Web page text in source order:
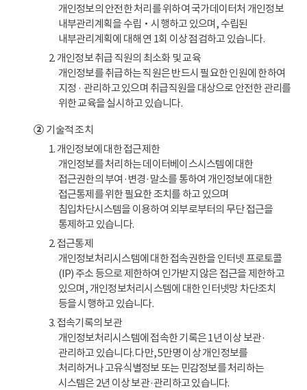
개인정보의 안전한 처리를 위하여 국가데이터처 개인정보
내부관리계획을 수립‧시행하고 있으며, 수립된
내부관리계획에 대해 연 1회 이상 점검하고 있습니다.
2. 개인정보 취급 직원의 최소화 및 교육
개인정보를 취급하는 직원은 반드시 필요한 인원에 한하여
지정 · 관리하고 있으며 취급직원을 대상으로 안전한 관리를
위한 교육을 실시하고 있습니다.
②기술적 조치
1. 개인정보에 대한 접근제한
개인정보를 처리하는 데이터베이스시스템에 대한
접근권한의 부여·변경·말소를 통하여 개인정보에 대한
접근통제를 위한 필요한 조치를 하고 있으며
침입차단시스템을 이용하여 외부로부터의 무단 접근을
통제하고 있습니다.
2. 접근통제
개인정보처리시스템에 대한 접속권한을 인터넷 프로토콜
(IP) 주소 등으로 제한하여 인가받지 않은 접근을 제한하고
있으며, 개인정보처리시스템에 대한 인터넷망 차단조치
등을 시행하고 있습니다.
3. 접속기록의 보관
개인정보처리시스템에 접속한 기록은 1년 이상 보관·
관리하고 있습니다. 다만, 5만명 이상 개인정보를
처리하거나 고유식별정보 또는 민감정보를 처리하는
시스템은 2년 이상 보관·관리하고 있습니다.